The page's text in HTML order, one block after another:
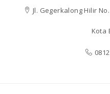
Jl. Gegerkalong Hilir
Kota